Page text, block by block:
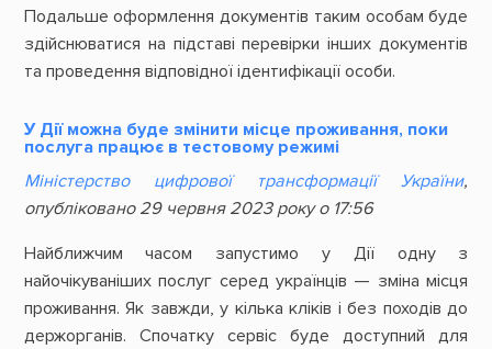
Подальше оформлення документів таким особам буде
здійснюватися на підставі перевірки інших документів
та проведення відповідної ідентифікації особи.
У Дії можна буде змінити місце проживання, поки
послуга працює в тестовому режимі
Міністерство цифрової трансформації України,
опубліковано 29 червня 2023 року о 17:56
Найближчим часом запустимо у Дії одну з
найочікуваніших послуг серед українців — зміна місця
проживання. Як завжди, у кілька кліків і без походів до
держорганів. Спочатку сервіс буде доступний для